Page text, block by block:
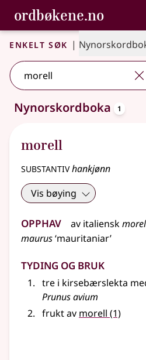
Gå til hovedinnhold
Tilgjengelighet
ordbøkene.no,
Bokmålsordboka og Nynorskordboka
Enkelt søk |
Ett treff.Ytterligere søkeforslag
Nynorskordboka 1
morell
substantivhankjønn
Vis bøying
Opphav av italiensk
maurus‘mauritaniar’
Tyding og bruk
tre i kirsebærslekta
Prunus avium
frukt av morell (1)